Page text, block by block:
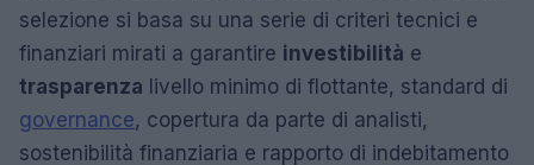
selezione si basa su una serie di criteri tecnici e
finanziari mirati a garantire investibilità e
trasparenza livello minimo di flottante, standard di
governance, copertura da parte di analisti,
sostenibilità finanziaria e rapporto di indebitamento